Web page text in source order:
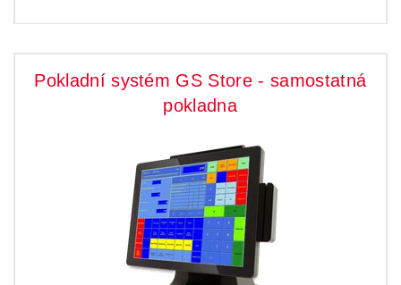
Pokladní systém GS Store - samostatná
pokladna